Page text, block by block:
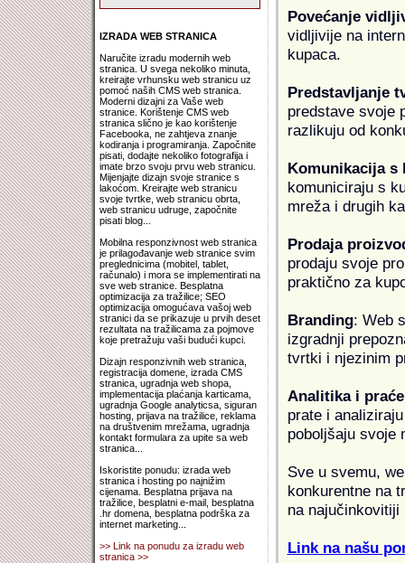
IZRADA WEB STRANICA
Naručite izradu modernih web
stranica. U svega nekoliko minuta,
kreirajte vrhunsku web stranicu uz
pomoć naših CMS web stranica.
Moderni dizajni za Vaše web
stranice. Korištenje CMS web
stranica slično je kao korištenje
Facebooka, ne zahtjeva znanje
kodiranja i programiranja. Započnite
pisati, dodajte nekoliko fotografija i
imate brzo svoju prvu web stranicu.
Mijenjajte dizajn svoje stranice s
lakoćom. Kreirajte web stranicu
svoje tvrtke, web stranicu obrta,
web stranicu udruge, započnite
pisati blog...
Mobilna responzivnost web stranica
je prilagođavanje web stranice svim
preglednicima (mobitel, tablet,
računalo) i mora se implementirati na
sve web stranice. Besplatna
optimizacija za tražilice; SEO
optimizacija omogućava vašoj web
stranici da se prikazuje u prvih deset
rezultata na tražilicama za pojmove
koje pretražuju vaši budući kupci.
Dizajn responzivnih web stranica,
registracija domene, izrada CMS
stranica, ugradnja web shopa,
implementacija plaćanja karticama,
ugradnja Google analyticsa, siguran
hosting, prijava na tražilice, reklama
na društvenim mrežama, ugradnja
kontakt formulara za upite sa web
stranica...
Iskoristite ponudu: izrada web
stranica i hosting po najnižim
cijenama. Besplatna prijava na
tražilice, besplatni e-mail, besplatna
.hr domena, besplatna podrška za
internet marketing...
>> Link na ponudu za izradu web
stranica >>
Povećanje
vidljivije na
kupaca.
Predstavljanje
predstave svoje
razlikuju od
Komunikacija s
komuniciraju s
mreža i drugih
Prodaja
prodaju svoje
praktično za
Branding: Web
izgradnji
tvrtki i njezinim
Analitika i
prate i
poboljšaju svoje
Sve u svemu,
konkurentne na
na najučinkovitiji
Link na našu